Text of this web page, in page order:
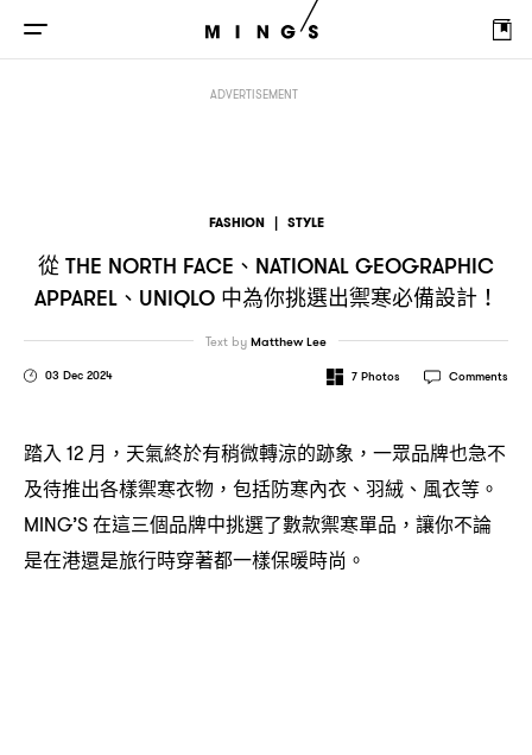
ADVERTISEMENT
FASHION | STYLE
從 THE NORTH FACE 、 NATIONAL GEOGRAPHIC
APPAREL、 UNIQLO 中為你挑選出禦寒必備設計！
03 Dec 2024
Text byMatthew Lee
7 Photos Comments
踏入 12 月 ， 天氣終於有稍微轉涼的跡象 ， 一眾品牌也急不
及待推出各樣禦寒衣物 ， 包括防寒內衣、羽絨、風衣等。
MING’S在這三個品牌中挑選了數款禦寒單品 ， 讓你不論
是在港還是旅行時穿著都一樣保暖時尚。
NATIONAL GEOGRAPHIC APPAREL 中為你挑